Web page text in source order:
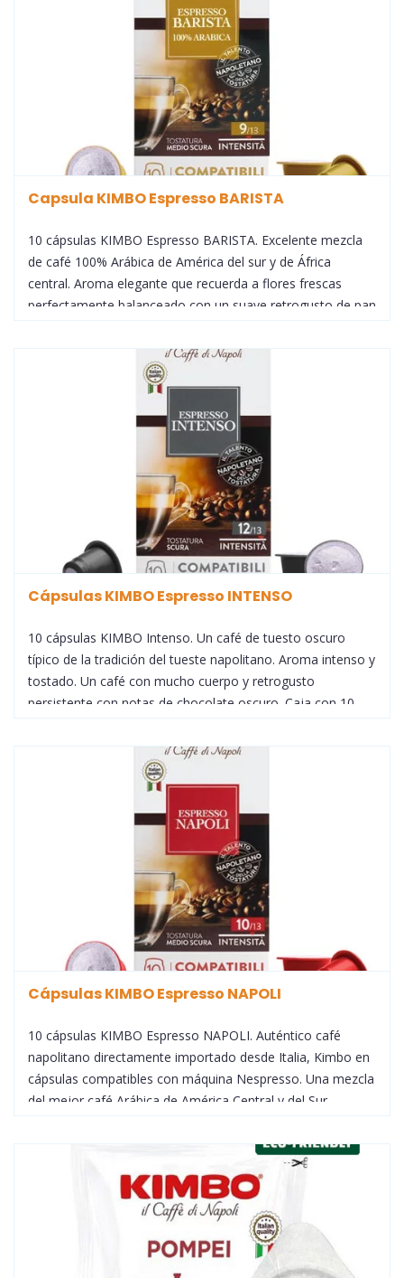
Capsula KIMBO Espresso BARISTA
10 cápsulas KIMBO Espresso BARISTA. Excelente mezcla
de café 100% Arábica de América del sur y de África
central. Aroma elegante que recuerda a flores frescas
perfectamente balanceado con un suave retrogusto de pan
Cápsulas KIMBO Espresso INTENSO
10 cápsulas KIMBO Intenso. Un café de tuesto oscuro
típico de la tradición del tueste napolitano. Aroma intenso y
tostado. Un café con mucho cuerpo y retrogusto
persistente con notas de chocolate oscuro. Caja con 10
Cápsulas KIMBO Espresso NAPOLI
10 cápsulas KIMBO Espresso NAPOLI. Auténtico café
napolitano directamente importado desde Italia, Kimbo en
cápsulas compatibles con máquina Nespresso. Una mezcla
del mejor café Arábica de América Central y del Sur
equilibrado, con cuerpo y dulce, con agradables notas
florales y galletas recién horneadas. Caja con 10 cápsulas
de café para cafeteras Nespresso®